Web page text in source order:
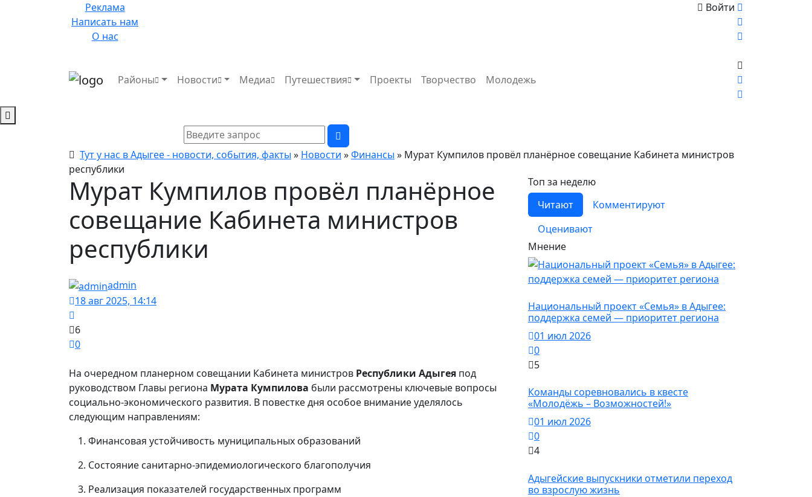
Реклама
Написать нам
О нас
Войти
Районы Новости Медиа Путешествия Проекты Творчество Молодежь
Тут у нас в Адыгее - новости, события, факты » Новости »Финансы » Мурат Кумпилов провёл планёрное совещание Кабинета министров
республики
Мурат Кумпилов провёл планёрное
совещание Кабинета министров
республики
admin
18 авг 2025, 14:14
6
0
На очередном планерном совещании Кабинета министров Республики Адыгея под
руководством Главы региона Мурата Кумпилова были рассмотрены ключевые вопросы
социально-экономического развития. В повестке дня особое внимание уделялось
следующим направлениям:
Финансовая устойчивость муниципальных образований
Состояние санитарно-эпидемиологического благополучия
Реализация показателей государственных программ
Топ за неделю
Читают
Комментируют
Оценивают
Мнение
Национальный проект «Семья» в Адыгее:
поддержка семей — приоритет региона
01 июл 2026
0
5
Команды соревновались в квесте
«Молодёжь – Возможностей!»
01 июл 2026
0
4
Адыгейские выпускники отметили переход
во взрослую жизнь